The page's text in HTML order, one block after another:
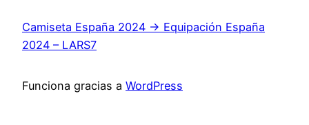
Camiseta España 2024 → Equipación España
2024 – LARS7
Funciona gracias a WordPress